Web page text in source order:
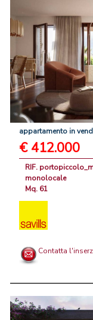
appartamento in
€ 412.000
RIF.
monolocale
Mq. 61
Contatta